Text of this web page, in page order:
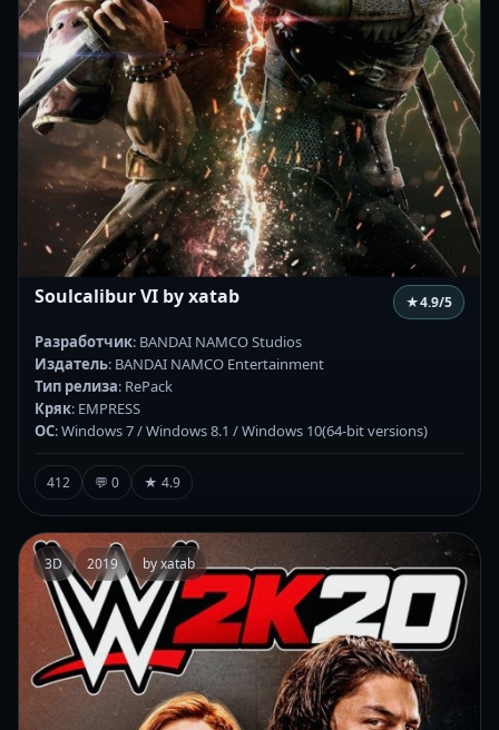
Soulcalibur VI by xatab ★4.9/5
Разработчик: BANDAI NAMCO Studios
Издатель: BANDAI NAMCO Entertainment
Тип релиза: RePack
Кряк: EMPRESS
ОС: Windows 7 / Windows 8.1 / Windows 10(64-bit versions)
412 💬 0 ★ 4.9
3D 2019 by xatab